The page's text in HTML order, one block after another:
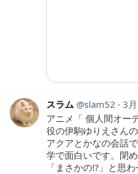
スラム slam52
3
アニメ「 個人間オー
役の伊駒ゆりえさん
アクアとかなの会話
学で面白いです。閉
「まさかの!?」と思わ